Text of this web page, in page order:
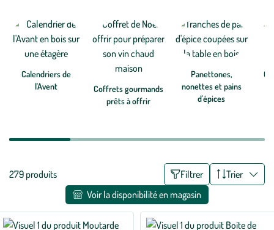
gourmets lors des repas de fêtes de fin d’année !
Calendriers de
l'Avent
Coffrets gourmands
prêts à offrir
Panettones,
nonettes et pains
d'épices
Liste
appliqués
279 produits Filtrer
Trier
Voir la disponibilité en magasin